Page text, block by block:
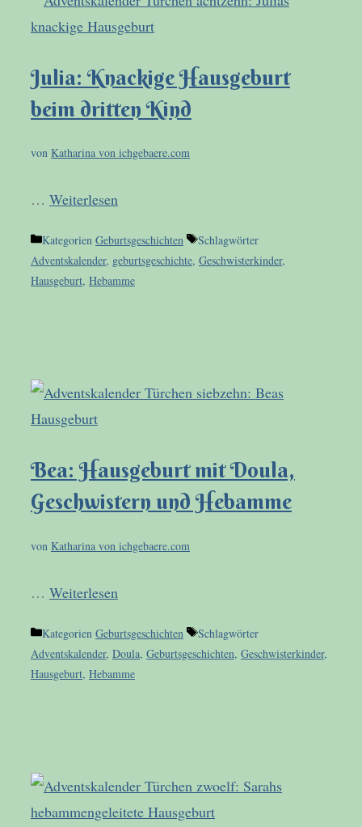
Julia: Knackige Hausgeburt
beim dritten Kind
von Katharina von ichgebaere.com
… Weiterlesen
Kategorien Geburtsgeschichten
Schlagwörter
Adventskalender, geburtsgeschichte, Geschwisterkinder,
Hausgeburt, Hebamme
Bea: Hausgeburt mit Doula,
Geschwistern und Hebamme
von Katharina von ichgebaere.com
… Weiterlesen
Kategorien Geburtsgeschichten
Schlagwörter
Adventskalender, Doula, Geburtsgeschichten, Geschwisterkinder,
Hausgeburt, Hebamme